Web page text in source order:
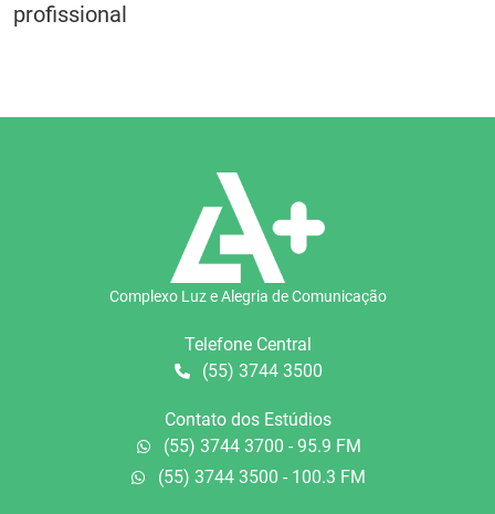
profissional
Complexo Luz e Alegria de Comunicação
Telefone Central
(55) 3744 3500
Contato dos Estúdios
(55) 3744 3700 - 95.9 FM
(55) 3744 3500 - 100.3 FM